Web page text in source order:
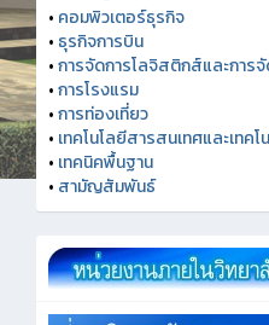
• คอมพิวเตอร์ธุรกิจ
• ธุรกิจการบิน
•การจัดการโลจิสติกส์และการ
•การโรงแรม
•การท่องเที่ยว
• เทคโนโลยีสารสนเทศและเทค
• เทคนิคพื้นฐาน
• สามัญสัมพันธ์